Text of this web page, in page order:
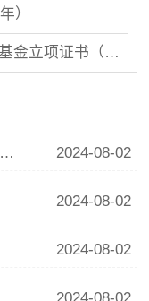
）
下一篇：科技型中小企业技术创新基金立项证书（2012-2014年）
国家级专精特新“小巨人”企业（2022-2025年） 2024-08-02
2024-08-02
2024-08-02